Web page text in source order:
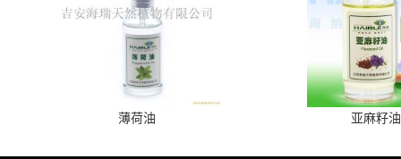
薄荷油 亚麻籽